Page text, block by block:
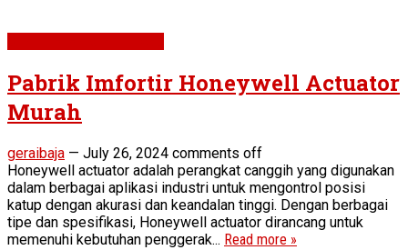
Pabrik Imfortir Honeywell Actuator
Murah
geraibaja — July 26, 2024 comments off
Honeywell actuator adalah perangkat canggih yang digunakan
dalam berbagai aplikasi industri untuk mengontrol posisi
katup dengan akurasi dan keandalan tinggi. Dengan berbagai
tipe dan spesifikasi, Honeywell actuator dirancang untuk
memenuhi kebutuhan penggerak... Read more »